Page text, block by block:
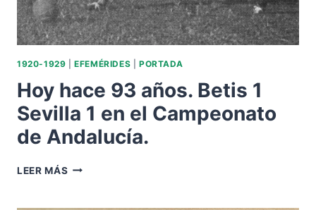
1920-1929 |EFEMÉRIDES PORTADA
Hoy hace 93 años. Betis 1
Sevilla 1 en el Campeonato
de Andalucía.
LEER MÁS HOY